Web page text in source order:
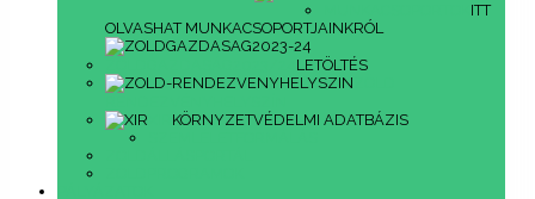
ITT
OLVASHAT MUNKACSOPORTJAINKRÓL
LETÖLTÉS
KÖRNYZETVÉDELMI ADATBÁZIS